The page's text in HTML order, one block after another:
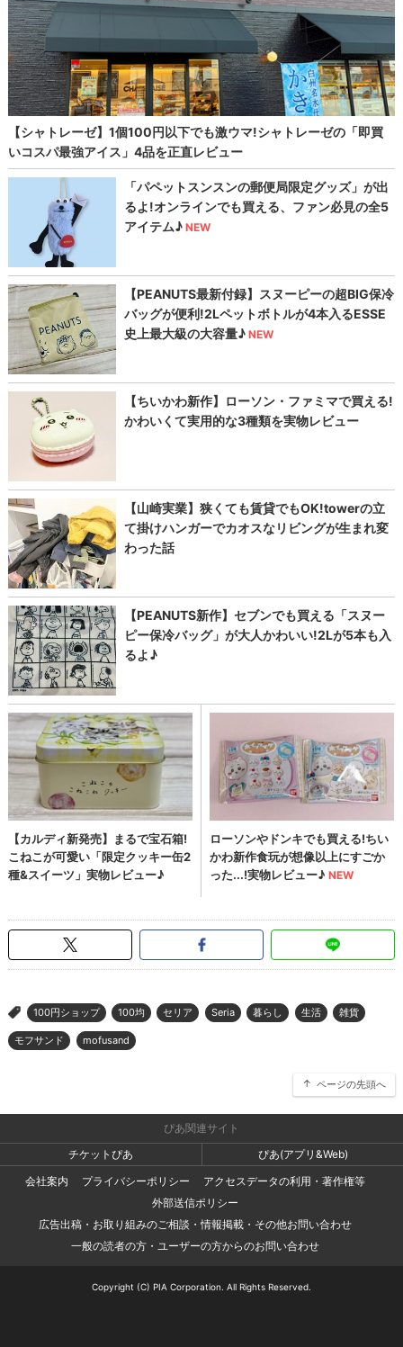
> 100円ショップ 100均 セリア Seria 暮らし 生活 雑貨
モフサンド mofusand
ページの先頭へ
ぴあ関連サイト
チケットぴあ
ぴあ(アプリ&Web)
会社案内
プライバシーポリシー
アクセスデータの利用・著作権等
外部送信ポリシー
広告出稿・お取り組みのご相談・情報掲載・その他お問い合わせ
一般の読者の方・ユーザーの方からのお問い合わせ
Copyright (C) PIA Corporation. All Rights Reserved.